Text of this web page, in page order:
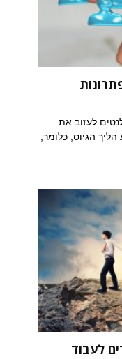
לעזוב את
הגיוס, כלומר,
לעבוד